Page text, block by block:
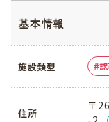
基本情報
施設類型
住所
〒